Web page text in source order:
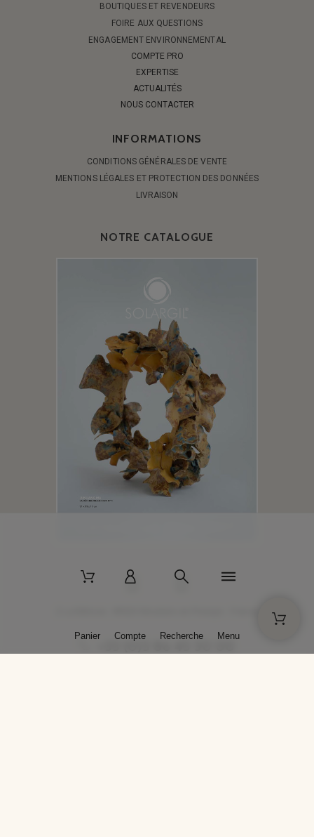
BOUTIQUES ET REVENDEURS
FOIRE AUX QUESTIONS
ENGAGEMENT ENVIRONNEMENTAL
COMPTE PRO
EXPERTISE
ACTUALITÉS
NOUS CONTACTER
INFORMATIONS
CONDITIONS GÉNÉRALES DE VENTE
MENTIONS LÉGALES ET PROTECTION DES DONNÉES
LIVRAISON
NOTRE CATALOGUE
+33 (0)3 86 45 50 00
Panier Compte Recherche Menu